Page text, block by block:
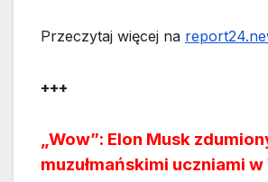
Przeczytaj więcej na
+++
„Wow”: Elon Musk
muzułmańskimi uczniami